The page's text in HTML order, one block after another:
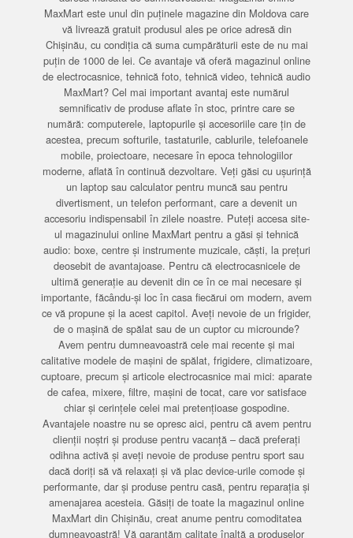
MaxMart este unul din puținele magazine din Moldova care
vă livrează gratuit produsul ales pe orice adresă din
Chișinău, cu condiția că suma cumpărăturii este de nu mai
puțin de 1000 de lei. Ce avantaje vă oferă magazinul online
de electrocasnice, tehnică foto, tehnică video, tehnică audio
MaxMart? Cel mai important avantaj este numărul
semnificativ de produse aflate în stoc, printre care se
numără: computerele, laptopurile și accesoriile care țin de
acestea, precum softurile, tastaturile, cablurile, telefoanele
mobile, proiectoare, necesare în epoca tehnologiilor
moderne, aflată în continuă dezvoltare. Veți găsi cu ușurință
un laptop sau calculator pentru muncă sau pentru
divertisment, un telefon performant, care a devenit un
accesoriu indispensabil în zilele noastre. Puteți accesa site-
ul magazinului online MaxMart pentru a găsi și tehnică
audio: boxe, centre și instrumente muzicale, căști, la prețuri
deosebit de avantajoase. Pentru că electrocasnicele de
ultimă generație au devenit din ce în ce mai necesare și
importante, făcându-și loc în casa fiecărui om modern, avem
ce vă propune și la acest capitol. Aveți nevoie de un frigider,
de o mașină de spălat sau de un cuptor cu microunde?
Avem pentru dumneavoastră cele mai recente și mai
calitative modele de mașini de spălat, frigidere, climatizoare,
cuptoare, precum și articole electrocasnice mai mici: aparate
de cafea, mixere, filtre, mașini de tocat, care vor satisface
chiar și cerințele celei mai pretențioase gospodine.
Avantajele noastre nu se opresc aici, pentru că avem pentru
clienții noștri și produse pentru vacanță – dacă preferați
odihna activă și aveți nevoie de produse pentru sport sau
dacă doriți să vă relaxați și vă plac device-urile comode și
performante, dar și produse pentru casă, pentru reparația și
amenajarea acesteia. Găsiți de toate la magazinul online
MaxMart din Chișinău, creat anume pentru comoditatea
dumneavoastră! Vă garantăm calitate înaltă a produselor